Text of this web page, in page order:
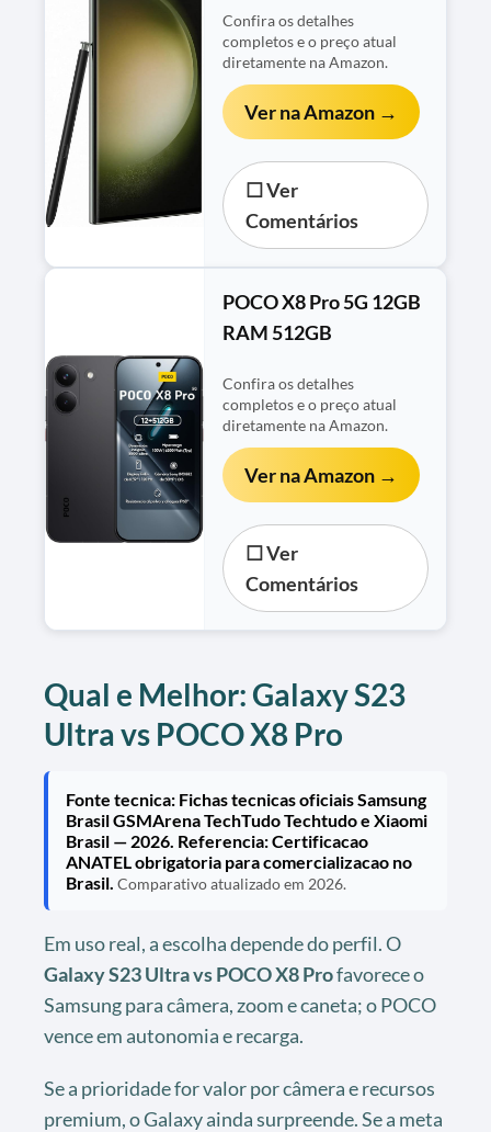
Confira os detalhes
completos e o preço atual
diretamente na Amazon.
Ver na Amazon →
☐ Ver
Comentários
POCO X8 Pro 5G 12GB
RAM 512GB
Confira os detalhes
completos e o preço atual
diretamente na Amazon.
Ver na Amazon →
☐ Ver
Comentários
Qual e Melhor: Galaxy S23
Ultra vs POCO X8 Pro
Fonte tecnica: Fichas tecnicas oficiais Samsung
Brasil GSMArena TechTudo Techtudo e Xiaomi
Brasil — 2026. Referencia: Certificacao
ANATEL obrigatoria para comercializacao no
Brasil. Comparativo atualizado em 2026.
Em uso real, a escolha depende do perfil. O
Galaxy S23 Ultra vs POCO X8 Profavorece o
Samsung para câmera, zoom e caneta; o POCO
vence em autonomia e recarga.
Se a prioridade for valor por câmera e recursos
premium, o Galaxy ainda surpreende. Se a meta